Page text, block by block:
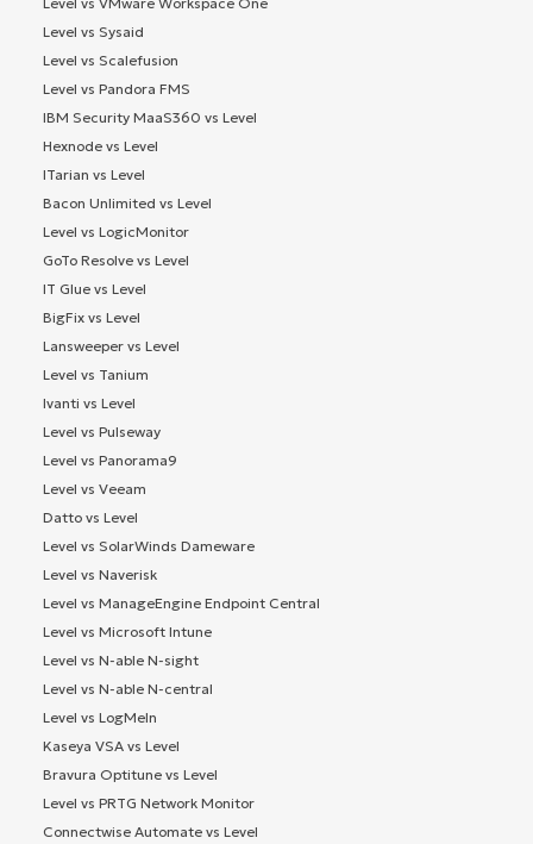
Level vs Sysaid
Level vs Scalefusion
Level vs Pandora FMS
IBM Security MaaS360 vs Level
Hexnode vs Level
ITarian vs Level
Bacon Unlimited vs Level
Level vs LogicMonitor
GoTo Resolve vs Level
IT Glue vs Level
BigFix vs Level
Lansweeper vs Level
Level vs Tanium
Ivanti vs Level
Level vs Pulseway
Level vs Panorama9
Level vs Veeam
Datto vs Level
Level vs SolarWinds Dameware
Level vs Naverisk
Level vs ManageEngine Endpoint Central
Level vs Microsoft Intune
Level vs N-able N-sight
Level vs N-able N-central
Level vs LogMeIn
Kaseya VSA vs Level
Bravura Optitune vs Level
Level vs PRTG Network Monitor
Connectwise Automate vs Level